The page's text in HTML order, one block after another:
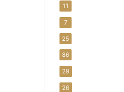
11
7
25
86
29
26